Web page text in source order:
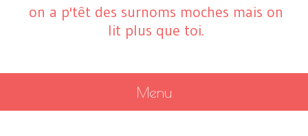
on a p'têt des surnoms moches mais on
lit plus que toi.
Menu